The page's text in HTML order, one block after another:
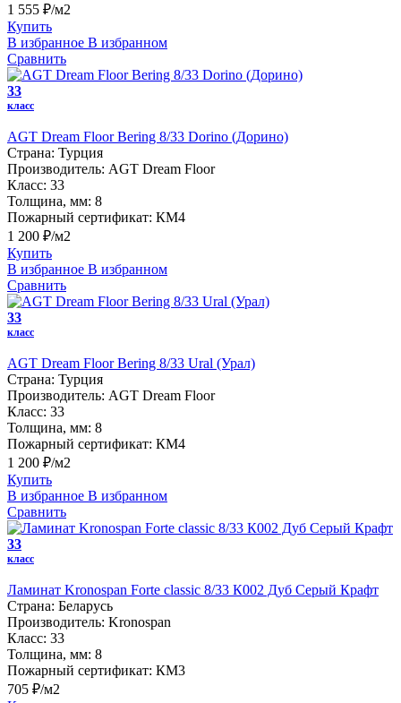
1 555 ₽/м2
Купить
В избранное В избранном
Сравнить
33
класс
AGT Dream Floor Bering 8/33 Dorino (Дорино)
Страна: Турция
Производитель: AGT Dream Floor
Класс: 33
Толщина, мм: 8
Пожарный сертификат: КМ4
1 200 ₽/м2
Купить
В избранное В избранном
Сравнить
33
класс
AGT Dream Floor Bering 8/33 Ural (Урал)
Страна: Турция
Производитель: AGT Dream Floor
Класс: 33
Толщина, мм: 8
Пожарный сертификат: КМ4
1 200 ₽/м2
Купить
В избранное В избранном
Сравнить
33
класс
Ламинат Kronospan Forte classic 8/33 К002 Дуб Серый Крафт
Страна: Беларусь
Производитель: Kronospan
Класс: 33
Толщина, мм: 8
Пожарный сертификат: КМ3
705 ₽/м2